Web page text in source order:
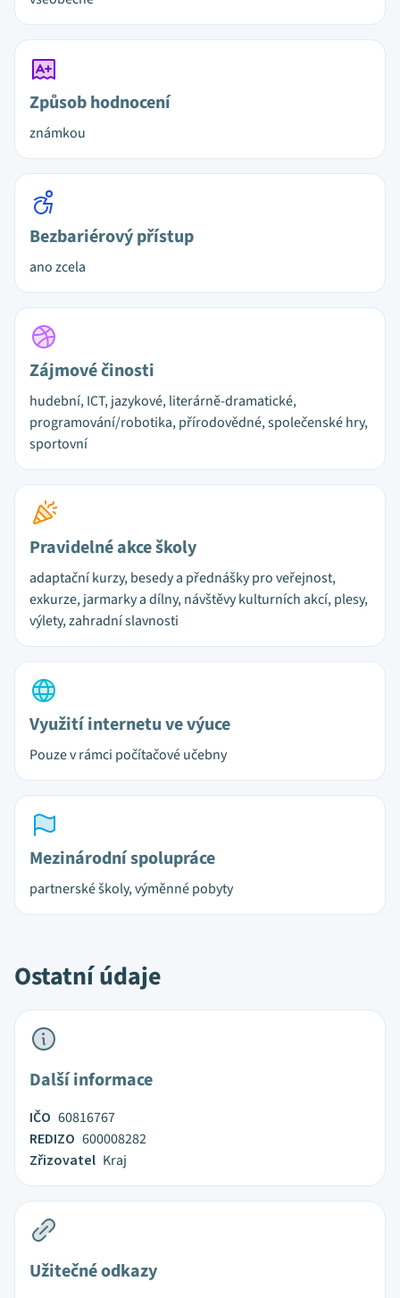
Způsob hodnocení
známkou
Bezbariérový přístup
ano zcela
Zájmové činosti
hudební, ICT, jazykové, literárně-dramatické,
programování/robotika, přírodovědné, společenské hry,
sportovní
Pravidelné akce školy
adaptační kurzy, besedy a přednášky pro veřejnost,
exkurze, jarmarky a dílny, návštěvy kulturních akcí, plesy,
výlety, zahradní slavnosti
Využití internetu ve výuce
Pouze v rámci počítačové učebny
Mezinárodní spolupráce
partnerské školy, výměnné pobyty
Ostatní údaje
Další informace
IČO 60816767
REDIZO 600008282
Zřizovatel Kraj
Užitečné odkazy